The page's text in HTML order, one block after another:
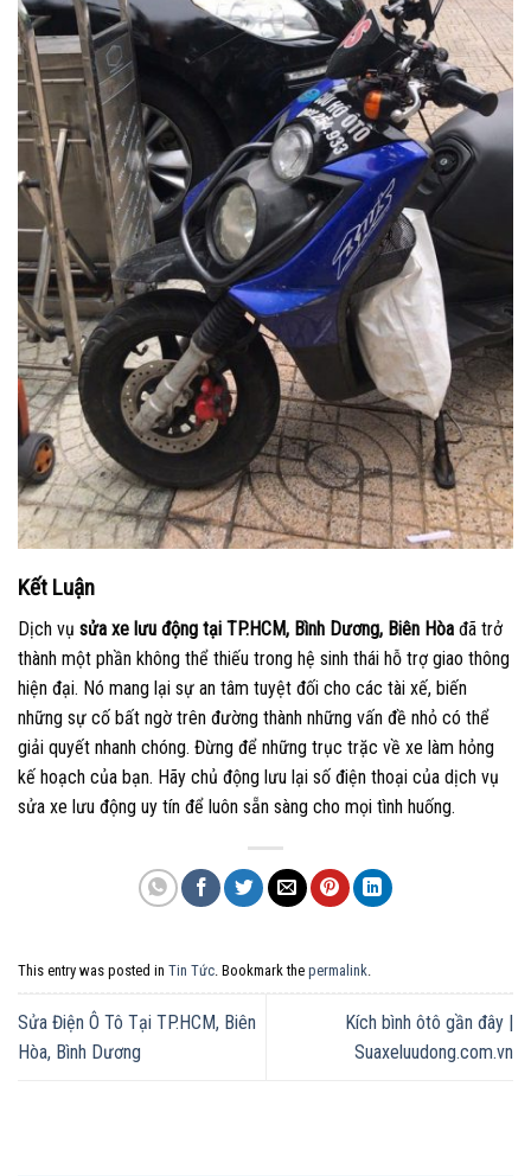
Kết Luận
Dịch vụ sửa xe lưu động tại TP.HCM, Bình Dương, Biên Hòa đã trở
thành một phần không thể thiếu trong hệ sinh thái hỗ trợ giao thông
hiện đại. Nó mang lại sự an tâm tuyệt đối cho các tài xế, biến
những sự cố bất ngờ trên đường thành những vấn đề nhỏ có thể
giải quyết nhanh chóng. Đừng để những trục trặc về xe làm hỏng
kế hoạch của bạn. Hãy chủ động lưu lại số điện thoại của dịch vụ
sửa xe lưu động uy tín để luôn sẵn sàng cho mọi tình huống.
This entry was posted in Tin Tức. Bookmark the permalink.
Sửa Điện Ô Tô Tại TP.HCM, Biên
Hòa, Bình Dương
Kích bình ôtô gần đây |
Suaxeluudong.com.vn